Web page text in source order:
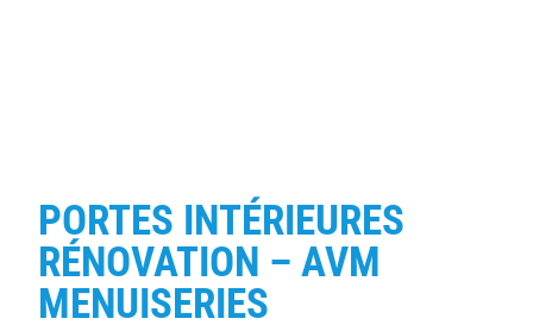
PORTES INTÉRIEURES
RÉNOVATION – AVM
MENUISERIES